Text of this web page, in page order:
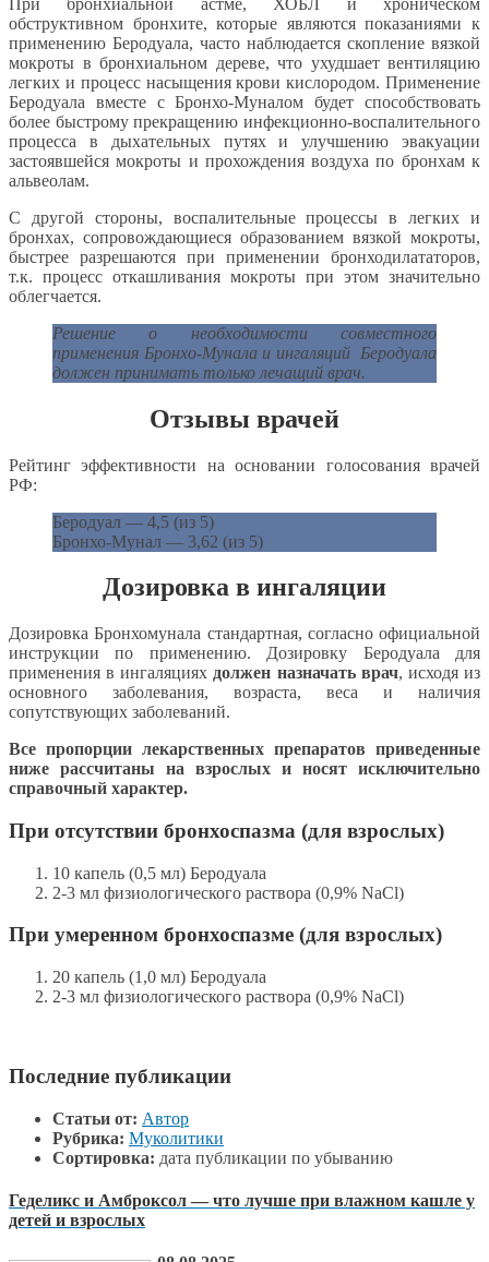
обструктивном бронхите, которые являются показаниями к
применению Беродуала, часто наблюдается скопление вязкой
мокроты в бронхиальном дереве, что ухудшает вентиляцию
легких и процесс насыщения крови кислородом. Применение
Беродуала вместе с Бронхо-Муналом будет способствовать
более быстрому прекращению инфекционно-воспалительного
процесса в дыхательных путях и улучшению эвакуации
застоявшейся мокроты и прохождения воздуха по бронхам к
альвеолам.
С другой стороны, воспалительные процессы в легких и
бронхах, сопровождающиеся образованием вязкой мокроты,
быстрее разрешаются при применении бронходилататоров,
т.к. процесс откашливания мокроты при этом значительно
облегчается.
Решение о необходимости совместного
применения Бронхо-Мунала и ингаляций Беродуала
должен принимать только лечащий врач.
Отзывы врачей
Рейтинг эффективности на основании голосования врачей
РФ:
Беродуал — 4,5 (из 5)
Бронхо-Мунал — 3,62 (из 5)
Дозировка в ингаляции
Дозировка Бронхомунала стандартная, согласно официальной
инструкции по применению. Дозировку Беродуала для
применения в ингаляциях должен назначать врач, исходя из
основного заболевания, возраста, веса и наличия
сопутствующих заболеваний.
Все пропорции лекарственных препаратов приведенные
ниже рассчитаны на взрослых и носят исключительно
справочный характер.
При отсутствии бронхоспазма (для взрослых)
10 капель (0,5 мл) Беродуала
2-3 мл физиологического раствора (0,9% NaCl)
При умеренном бронхоспазме (для взрослых)
20 капель (1,0 мл) Беродуала
2-3 мл физиологического раствора (0,9% NaCl)
Последние публикации
Статьи от: Автор
Рубрика: Муколитики
Сортировка: дата публикации по убыванию
Геделикс и Амброксол — что лучше при влажном кашле у
детей и взрослых